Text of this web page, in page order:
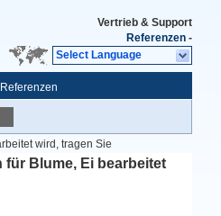
Vertrieb & Support
Referenzen -
Select Language
Referenzen
wird, tragen Sie
für Blume, Ei bearbeitet